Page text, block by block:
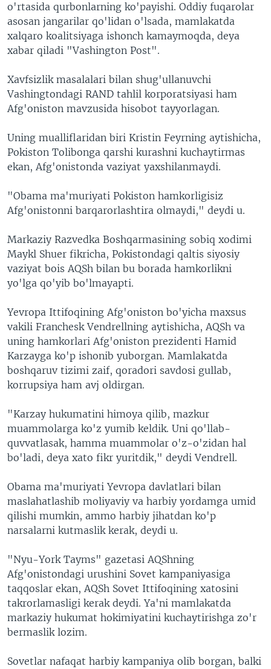
o'rtasida qurbonlarning ko'payishi. Oddiy fuqarolar
asosan jangarilar qo'lidan o'lsada, mamlakatda
xalqaro koalitsiyaga ishonch kamaymoqda, deya
xabar qiladi "Vashington Post".
Xavfsizlik masalalari bilan shug'ullanuvchi
Vashingtondagi RAND tahlil korporatsiyasi ham
Afg'oniston mavzusida hisobot tayyorlagan.
Uning mualliflaridan biri Kristin Feyrning aytishicha,
Pokiston Tolibonga qarshi kurashni kuchaytirmas
ekan, Afg'onistonda vaziyat yaxshilanmaydi.
"Obama ma'muriyati Pokiston hamkorligisiz
Afg'onistonni barqarorlashtira olmaydi," deydi u.
Markaziy Razvedka Boshqarmasining sobiq xodimi
Maykl Shuer fikricha, Pokistondagi qaltis siyosiy
vaziyat bois AQSh bilan bu borada hamkorlikni
yo'lga qo'yib bo'lmayapti.
Yevropa Ittifoqining Afg'oniston bo'yicha maxsus
vakili Franchesk Vendrellning aytishicha, AQSh va
uning hamkorlari Afg'oniston prezidenti Hamid
Karzayga ko'p ishonib yuborgan. Mamlakatda
boshqaruv tizimi zaif, qoradori savdosi gullab,
korrupsiya ham avj oldirgan.
"Karzay hukumatini himoya qilib, mazkur
muammolarga ko'z yumib keldik. Uni qo'llab-
quvvatlasak, hamma muammolar o'z-o'zidan hal
bo'ladi, deya xato fikr yuritdik," deydi Vendrell.
Obama ma'muriyati Yevropa davlatlari bilan
maslahatlashib moliyaviy va harbiy yordamga umid
qilishi mumkin, ammo harbiy jihatdan ko'p
narsalarni kutmaslik kerak, deydi u.
"Nyu-York Tayms" gazetasi AQShning
Afg'onistondagi urushini Sovet kampaniyasiga
taqqoslar ekan, AQSh Sovet Ittifoqining xatosini
takrorlamasligi kerak deydi. Ya'ni mamlakatda
markaziy hukumat hokimiyatini kuchaytirishga zo'r
bermaslik lozim.
Sovetlar nafaqat harbiy kampaniya olib borgan, balki